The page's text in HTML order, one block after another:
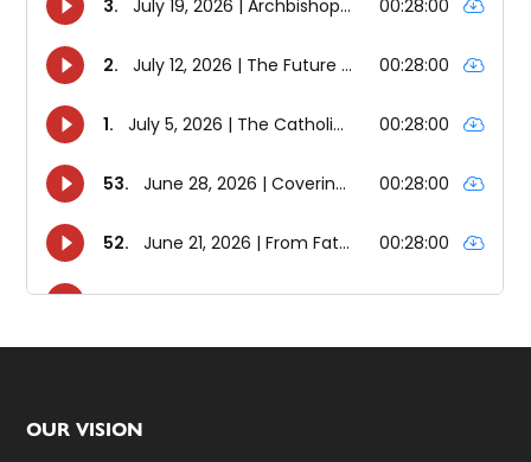
Footer
OUR VISION